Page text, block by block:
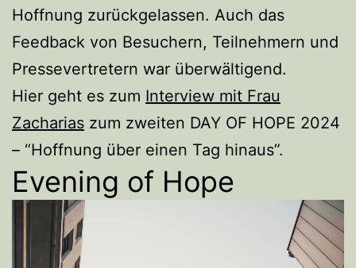
Hoffnung zurückgelassen. Auch das
Feedback von Besuchern, Teilnehmern und
Pressevertretern war überwältigend.
Hier geht es zum Interview mit Frau
Zacharias zum zweiten DAY OF HOPE 2024
– “Hoffnung über einen Tag hinaus”.
Evening of Hope